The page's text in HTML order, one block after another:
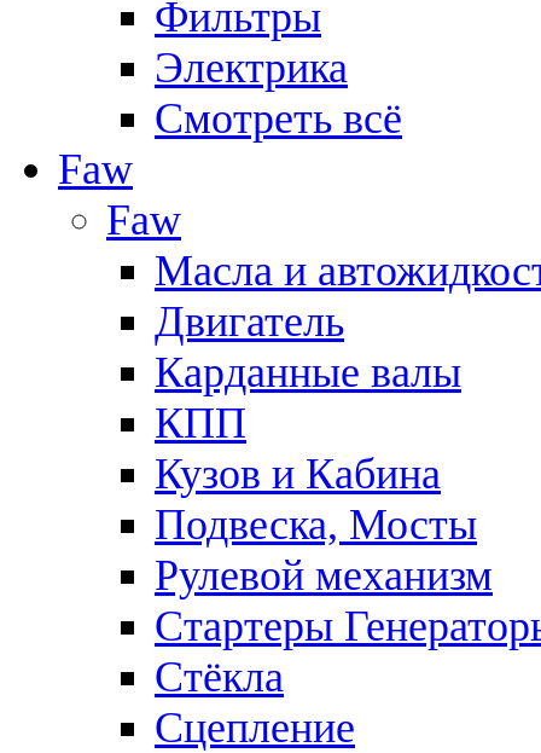
Фильтры
Электрика
Смотреть всё
Faw
Faw
Масла и
Двигатель
Карданные валы
КПП
Кузов и Кабина
Подвеска, Мосты
Рулевой механизм
Стартеры
Стёкла
Сцепление